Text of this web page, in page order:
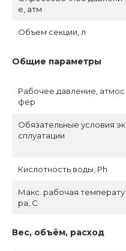
е, атм
Объем секции, л
Общие параметры
Рабочее давление, атмос
фер
Обязательные условия эк
сплуатации
Кислотность воды, Ph
Макс. рабочая температу
ра, C
Вес, объём, расход